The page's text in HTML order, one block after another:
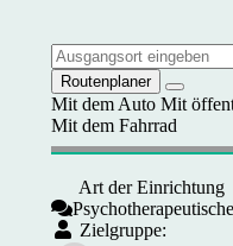
Routenplaner
Mit dem Auto Mit
Mit dem Fahrrad
Art der Einrichtung
Zielgruppe: